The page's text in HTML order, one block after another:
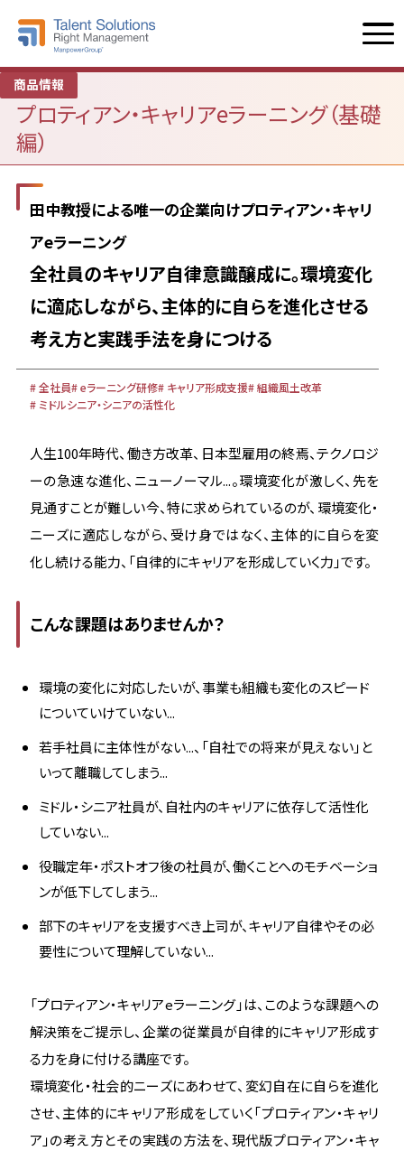
商品情報
プロティアン・キャリアeラーニング（基礎
編）
田中教授による唯一の企業向けプロティアン・キャリ
アeラーニング
全社員のキャリア自律意識醸成に。環境変化
に適応しながら、主体的に自らを進化させる
考え方と実践手法を身につける
全社員 eラーニング研修 キャリア形成支援
組織風土改革
ミドルシニア・シニアの活性化
人生100年時代、働き方改革、日本型雇用の終焉、テクノロジ
ーの急速な進化、ニューノーマル...。環境変化が激しく、先を
見通すことが難しい今、特に求められているのが、環境変化・
ニーズに適応しながら、受け身ではなく、主体的に自らを変
化し続ける能力、「自律的にキャリアを形成していく力」です。
こんな課題はありませんか？
環境の変化に対応したいが、事業も組織も変化のスピード
についていけていない...
若手社員に主体性がない...、「自社での将来が見えない」と
いって離職してしまう...
ミドル・シニア社員が、自社内のキャリアに依存して活性化
していない...
役職定年・ポストオフ後の社員が、働くことへのモチベーショ
ンが低下してしまう...
部下のキャリアを支援すべき上司が、キャリア自律やその必
要性について理解していない...
「プロティアン・キャリアeラーニング」は、このような課題への
解決策をご提示し、企業の従業員が自律的にキャリア形成す
る力を身に付ける講座です。
環境変化・社会的ニーズにあわせて、変幻自在に自らを進化
させ、主体的にキャリア形成をしていく「プロティアン・キャリ
ア」の考え方とその実践の方法を、現代版プロティアン・キャ